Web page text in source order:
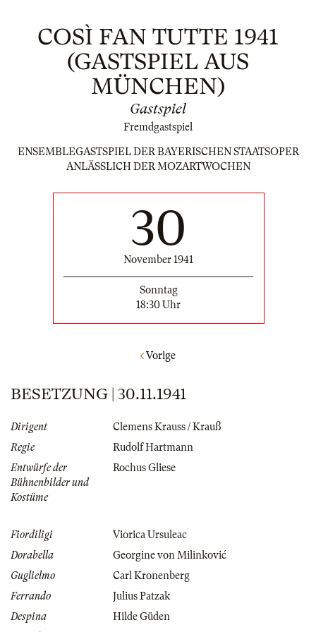
COSÌ FAN TUTTE 1941
(GASTSPIEL AUS
MÜNCHEN)
Gastspiel
Fremdgastspiel
ENSEMBLEGASTSPIEL DER BAYERISCHEN STAATSOPER
ANLÄSSLICH DER MOZARTWOCHEN
30
November 1941
Sonntag
18:30 Uhr
Vorige
BESETZUNG | 30.11.1941
Dirigent
Clemens Krauss / Krauß
Regie
Rudolf Hartmann
Entwürfe der
Bühnenbilder und
Kostüme
Rochus Gliese
Fiordiligi
Viorica Ursuleac
Dorabella
Georgine von Milinković
Guglielmo
Carl Kronenberg
Ferrando
Julius Patzak
Despina
Hilde Güden